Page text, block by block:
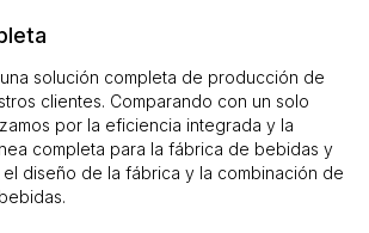
solución completa de producción de
clientes. Comparando con un solo
por la eficiencia integrada y la
completa para la fábrica de bebidas y
diseño de la fábrica y la combinación de